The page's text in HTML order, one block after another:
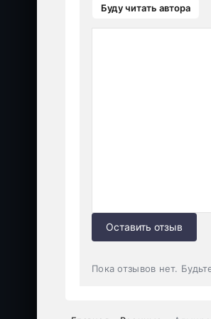
Буду читать автора
Оставить отзыв
Пока отзывов нет.